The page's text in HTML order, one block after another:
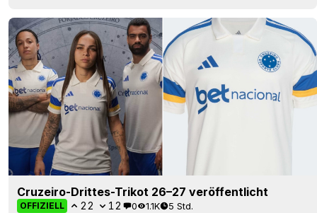
Cruzeiro-Drittes-Trikot 26–27 veröffentlicht
OFFIZIELL 22 12 0 1.1K 5 Std.